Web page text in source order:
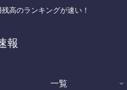
高のランキングが速い！
報
一覧